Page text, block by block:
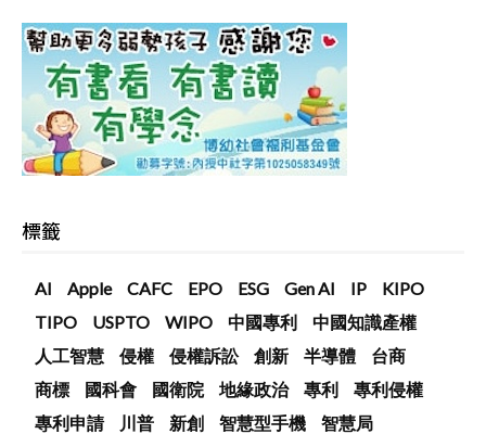
標籤
AI Apple CAFC EPO ESG Gen AI IP
KIPO
TIPO
USPTO WIPO 中國專利
中國知識產權
人工智慧
侵權 侵權訴訟 創新 半導體
台商
商標
國科會 國衛院 地緣政治 專利
專利侵權
專利申請
川普 新創 智慧型手機
智慧局